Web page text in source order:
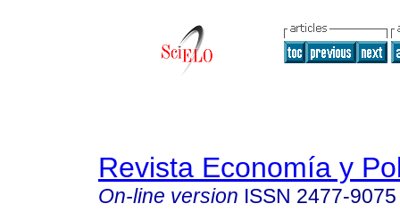
Revista Economía y
On-line version ISSN 2477-9075